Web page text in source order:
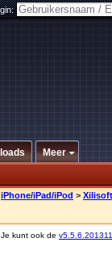
Meer
iPhone/iPad/iPod > Xilisoft
kunt ook de